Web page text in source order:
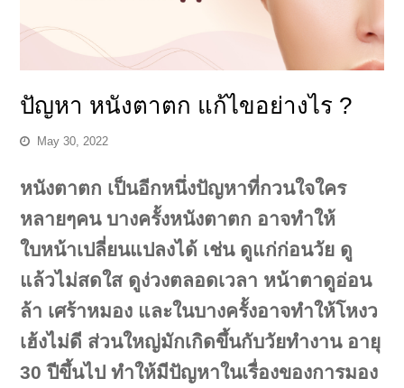
ปัญหา หนังตาตก แก้ไขอย่างไร ?
May 30, 2022
หนังตาตก เป็นอีกหนึ่งปัญหาที่กวนใจใคร
หลายๆคน บางครั้งหนังตาตก อาจทำให้
ใบหน้าเปลี่ยนแปลงได้ เช่น ดูแก่ก่อนวัย ดู
แล้วไม่สดใส ดูง่วงตลอดเวลา หน้าตาดูอ่อน
ล้า เศร้าหมอง และในบางครั้งอาจทำให้โหงว
เฮ้งไม่ดี ส่วนใหญ่มักเกิดขึ้นกับวัยทำงาน อายุ
30 ปีขึ้นไป ทำให้มีปัญหาในเรื่องของการมอง